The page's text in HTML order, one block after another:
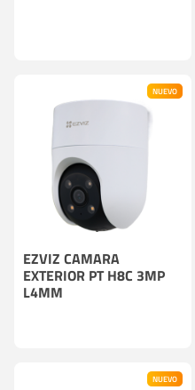
NUEVO
EZVIZ CAMARA
EXTERIOR PT H8C 3MP
L4MM
NUEVO